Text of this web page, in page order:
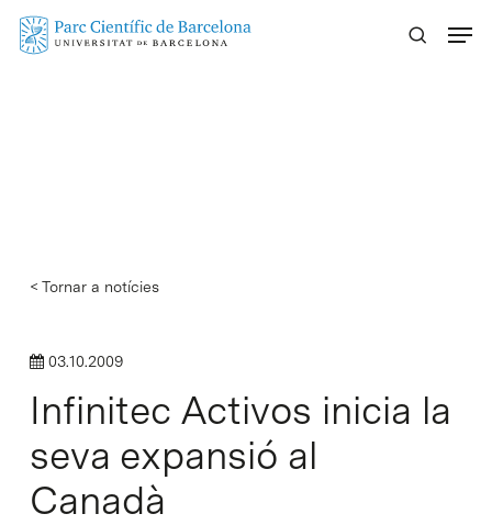
Skip
< Tornar a notícies
03.10.2009
Infinitec Activos inicia la
seva expansió al
Canadà